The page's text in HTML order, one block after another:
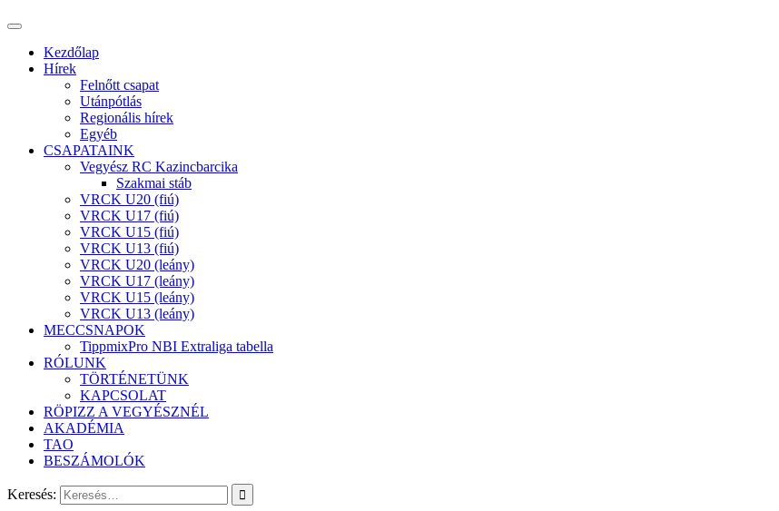
Kezdőlap
Hírek
Felnőtt csapat
Utánpótlás
Regionális hírek
Egyéb
CSAPATAINK
Vegyész RC Kazincbarcika
Szakmai stáb
VRCK U20 (fiú)
VRCK U17 (fiú)
VRCK U15 (fiú)
VRCK U13 (fiú)
VRCK U20 (leány)
VRCK U17 (leány)
VRCK U15 (leány)
VRCK U13 (leány)
MECCSNAPOK
TippmixPro NBI Extraliga tabella
RÓLUNK
TÖRTÉNETÜNK
KAPCSOLAT
RÖPIZZ A VEGYÉSZNÉL
AKADÉMIA
TAO
BESZÁMOLÓK
Keresés: